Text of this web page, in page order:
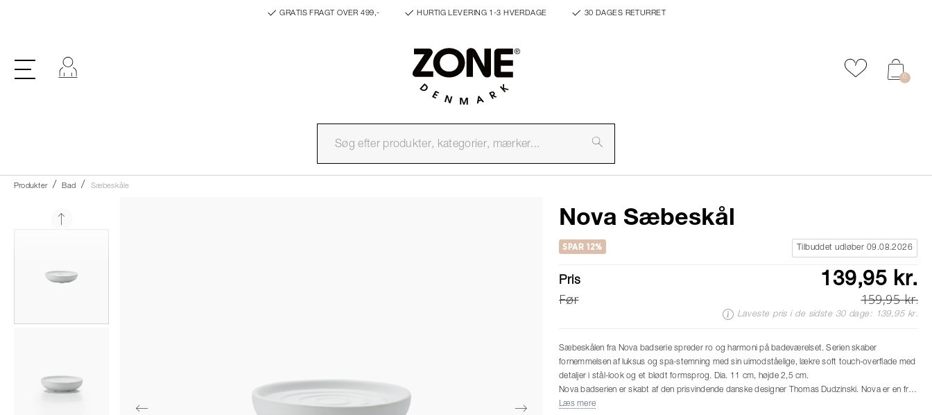
GRATIS FRAGT OVER 499,- HURTIG LEVERING 1-3 HVERDAGE 30 DAGES RETURRET
Tilføj til
0
Produkter Bad Sæbeskåle
Nova Sæbeskål
SPAR 12% Tilbuddet udløber 09.08.2026
Pris 139,95 kr.
Før 159,95 kr.
Laveste pris i de sidste 30 dage: 139,95 kr.
Sæbeskålen fra Nova badserie spreder ro og harmoni på badeværelset. Serien skaber
fornemmelsen af luksus og spa-stemning med sin uimodståelige, lækre soft touch-overflade med
detaljer i stål-look og et blødt formsprog. Dia. 11 cm, højde 2,5 cm.
Nova badserien er skabt af den prisvindende danske designer Thomas Dudzinski. Nova er en fryd
for øjet med sit skulpturelle og elegante udtryk – og for fingrene med den bløde og lækre
Læs mere